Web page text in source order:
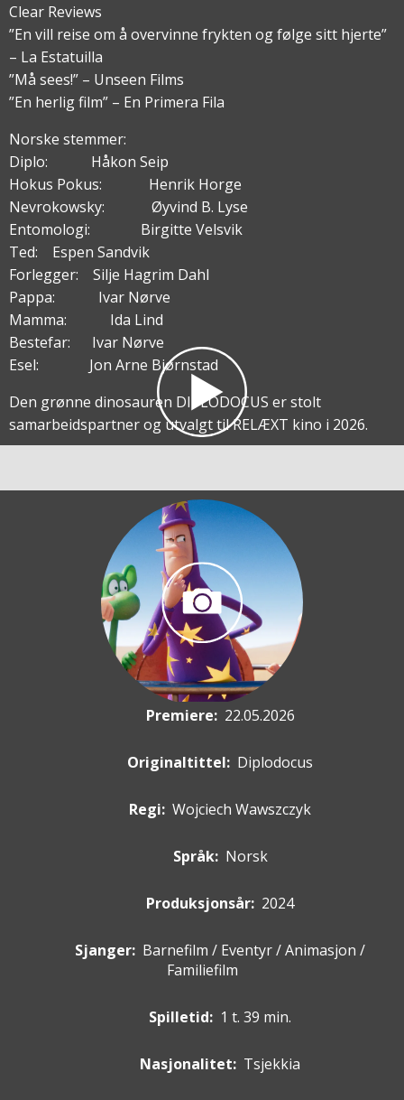
Clear Reviews
”En vill reise om å overvinne frykten og følge sitt hjerte”
– La Estatuilla
”Må sees!” – Unseen Films
”En herlig film” – En Primera Fila
Norske stemmer:
Diplo: Håkon Seip
Hokus Pokus: Henrik Horge
Nevrokowsky: Øyvind B. Lyse
Entomologi: Birgitte Velsvik
Ted: Espen Sandvik
Forlegger: Silje Hagrim Dahl
Pappa: Ivar Nørve
Mamma: Ida Lind
Bestefar: Ivar Nørve
Esel: Jon Arne Bjørnstad
Den grønne dinosauren DIPLODOCUS er stolt
samarbeidspartner og utvalgt til RELÆXT kino i 2026.
Premiere: 22.05.2026
Originaltittel: Diplodocus
Regi: Wojciech Wawszczyk
Språk: Norsk
Produksjonsår: 2024
Sjanger: Barnefilm / Eventyr / Animasjon /
Familiefilm
Spilletid: 1 t. 39 min.
Nasjonalitet: Tsjekkia